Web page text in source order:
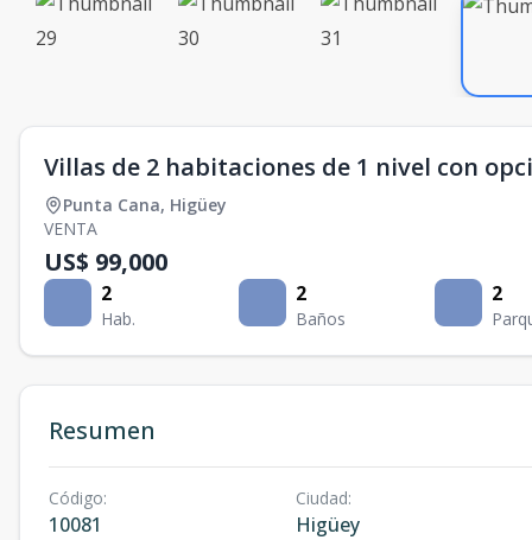
Villas de 2 habitaciones de 1 nivel con
Punta Cana, Higüey
VENTA
US$ 99,000
2
Hab.
2
Baños
2
Resumen
Código:
10081
Ciudad:
Higüey